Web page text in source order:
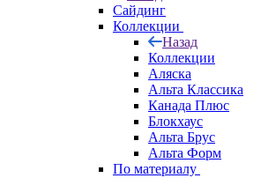
Сайдинг
Коллекции
Назад
Коллекции
Аляска
Альта Классика
Канада Плюс
Блокхаус
Альта Брус
Альта Форм
По материалу